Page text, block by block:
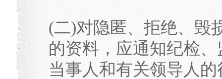
(二)对隐匿、拒绝、毁
的资料，应通知纪检
当事人和有关领导人